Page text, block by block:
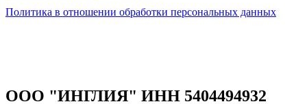
Политика в отношении обработки персональных данных
ООО "ИНГЛИЯ" ИНН 5404494932